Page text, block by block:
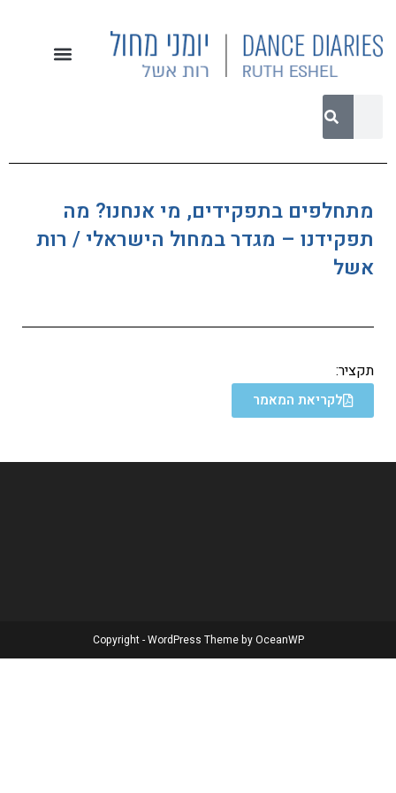
מתחלפים בתפקידים, מי אנחנו? מה
תפקידנו – מגדר במחול הישראלי / רות
אשל
תקציר:
לקריאת המאמר
Copyright - WordPress Theme by OceanWP